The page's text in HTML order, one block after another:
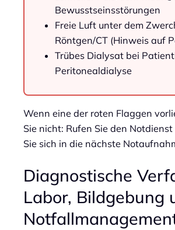
Bewusstseinsstörungen
Freie Luft unter dem
Röntgen/CT (Hinweis auf
Trübes Dialysat bei
Peritonealdialyse
Wenn eine der roten Flaggen
Sie nicht: Rufen Sie den
Sie sich in die nächste
Diagnostische
Labor, Bildgebung